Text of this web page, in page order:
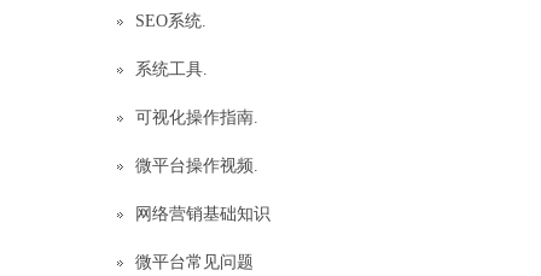
SEO系统.
系统工具.
可视化操作指南.
微平台操作视频.
网络营销基础知识
微平台常见问题